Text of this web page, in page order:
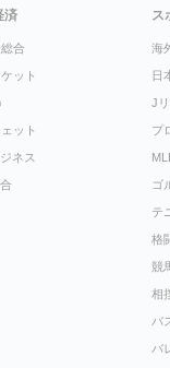
済
合
ット
ット
ネス
ス
海
日
J
プ
ゴ
テ
格
競
相
バ
バ